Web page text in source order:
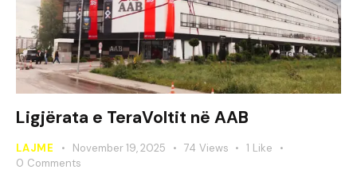
Ligjërata e TeraVoltit në AAB
LAJME November 19, 2025 74 Views 1 Like
0 Comments